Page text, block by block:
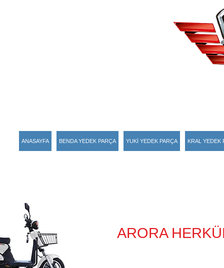
ANASAYFA BENDA YEDEK PARÇA YUKİ YEDEK PARÇA KRAL YEDEK
ARORA